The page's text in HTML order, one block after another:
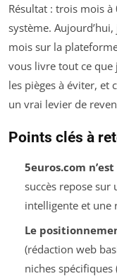
Résultat : trois mois à
système.
mois sur la
vous livre tout ce que
les pièges à éviter,
un vrai levier de
Points clés à
5euros.com
succès repose
intelligente et une
Le
(rédaction web
niches spécifiques